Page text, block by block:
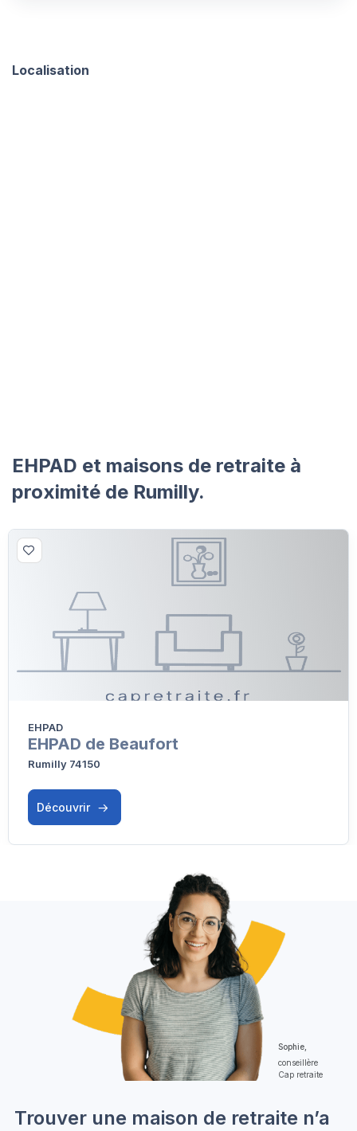
Localisation
EHPAD et maisons de retraite à
proximité de Rumilly.
EHPAD
EHPAD de Beaufort
Rumilly 74150
Découvrir
Sophie,
conseillère
Cap retraite
Trouver une maison de retraite n’a